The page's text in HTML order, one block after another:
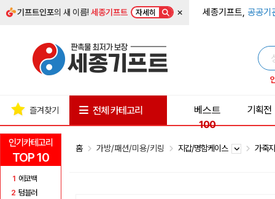
기프트인포의 새 이름!세종기프트 자세히 × 세종기프트, 공공기
인기카테고리
TOP 10
1 에코백
2 텀블러
즐겨찾기 전체 카테고리
베스트
100
기획전
홈 가방/패션/미용/키링 지갑/명함케이스 가죽